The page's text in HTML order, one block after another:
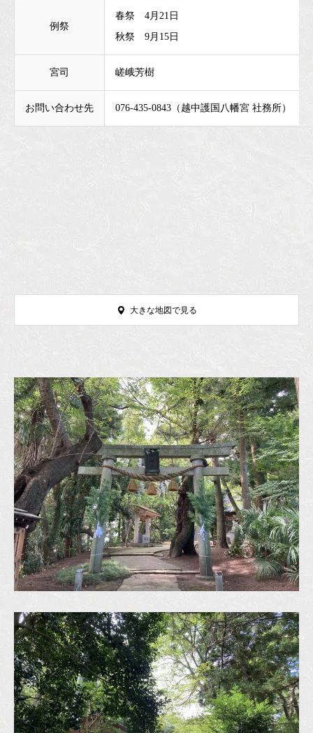
例祭
春祭 4月21日
秋祭 9月15日
宮司 嵯峨芳樹
お問い合わせ先 076-435-0843（越中護国八幡宮 社務所）
大きな地図で見る